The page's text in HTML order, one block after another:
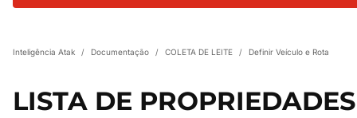
Inteligência Atak / Documentação / COLETA DE LEITE / Definir Veículo e Rota
LISTA DE PROPRIEDADES